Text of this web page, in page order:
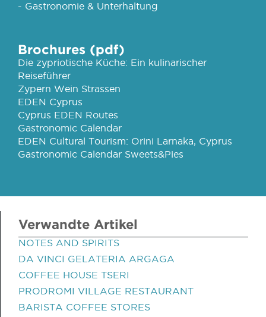
- Gastronomie & Unterhaltung
Brochures (pdf)
Die zypriotische Küche: Ein kulinarischer
Reiseführer
Zypern Wein Strassen
EDEN Cyprus
Cyprus EDEN Routes
Gastronomic Calendar
EDEN Cultural Tourism: Orini Larnaka, Cyprus
Gastronomic Calendar Sweets&Pies
Verwandte Artikel
NOTES AND SPIRITS
DA VINCI GELATERIA ARGAGA
COFFEE HOUSE TSERI
PRODROMI VILLAGE RESTAURANT
BARISTA COFFEE STORES